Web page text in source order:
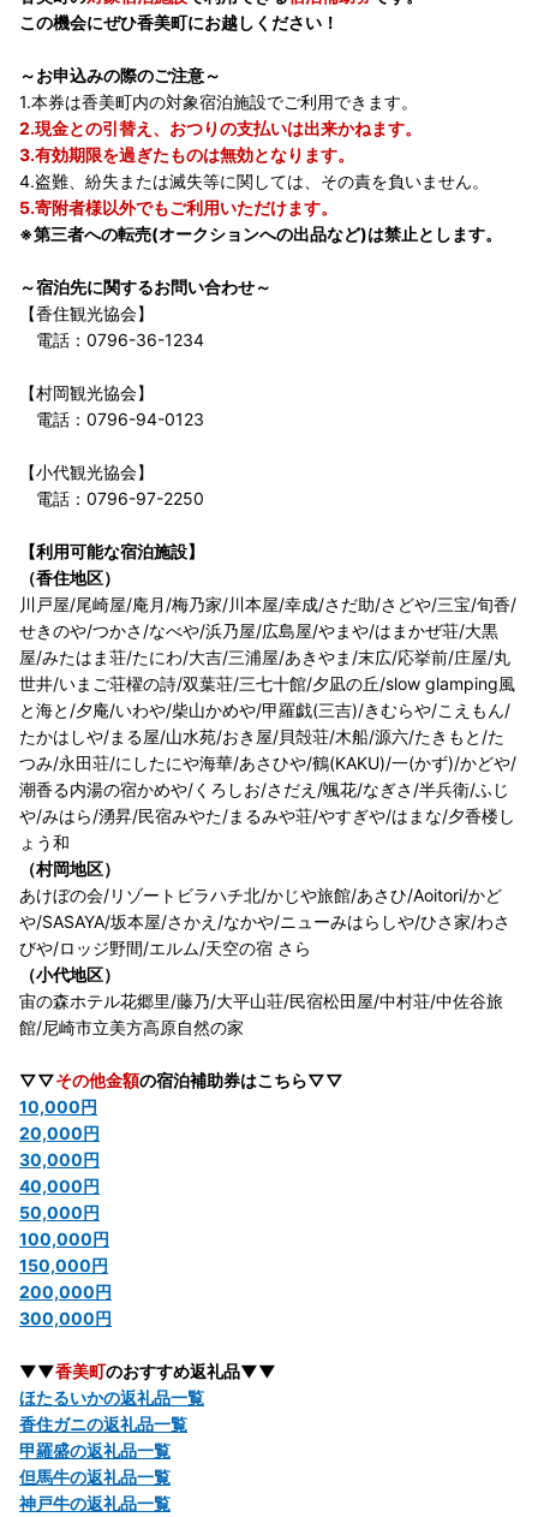
この機会にぜひ香美町にお越しください！
～お申込みの際のご注意～
1.本券は香美町内の対象宿泊施設でご利用できます。
2.現金との引替え、おつりの支払いは出来かねます。
3.有効期限を過ぎたものは無効となります。
4.盗難、紛失または滅失等に関しては、その責を負いません。
5.寄附者様以外でもご利用いただけます。
※第三者への転売(オークションへの出品など)は禁止とします。
～宿泊先に関するお問い合わせ～
【香住観光協会】
電話：0796-36-1234
【村岡観光協会】
電話：0796-94-0123
【小代観光協会】
電話：0796-97-2250
【利用可能な宿泊施設】
（香住地区）
川戸屋/尾崎屋/庵月/梅乃家/川本屋/幸成/さだ助/さどや/三宝/旬香/
せきのや/つかさ/なべや/浜乃屋/広島屋/やまや/はまかぜ荘/大黒
屋/みたはま荘/たにわ/大吉/三浦屋/あきやま/末広/応挙前/庄屋/丸
世井/いまご荘櫂の詩/双葉荘/三七十館/夕凪の丘/slow glamping風
と海と/夕庵/いわや/柴山かめや/甲羅戯(三吉)/きむらや/こえもん/
たかはしや/まる屋/山水苑/おき屋/貝殻荘/木船/源六/たきもと/た
つみ/永田荘/にしたにや海華/あさひや/鶴(KAKU)/一(かず)/かどや/
潮香る内湯の宿かめや/くろしお/さだえ/颯花/なぎさ/半兵衛/ふじ
や/みはら/湧昇/民宿みやた/まるみや荘/やすぎや/はまな/夕香楼し
ょう和
（村岡地区）
あけぼの会/リゾートビラハチ北/かじや旅館/あさひ/Aoitori/かど
や/SASAYA/坂本屋/さかえ/なかや/ニューみはらしや/ひさ家/わさ
びや/ロッジ野間/エルム/天空の宿 さら
（小代地区）
宙の森ホテル花郷里/藤乃/大平山荘/民宿松田屋/中村荘/中佐谷旅
館/尼崎市立美方高原自然の家
▽▽その他金額の宿泊補助券はこちら▽▽
10,000円
20,000円
30,000円
40,000円
50,000円
100,000円
150,000円
200,000円
300,000円
▼▼香美町のおすすめ返礼品▼▼
ほたるいかの返礼品一覧
香住ガニの返礼品一覧
甲羅盛の返礼品一覧
但馬牛の返礼品一覧
神戸牛の返礼品一覧